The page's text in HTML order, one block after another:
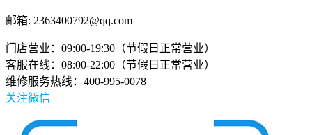
邮箱: 2363400792@qq.com
门店营业：09:00-19:30（节假日正常营业）
客服在线：08:00-22:00（节假日正常营业）
维修服务热线：400-995-0078
关注微信